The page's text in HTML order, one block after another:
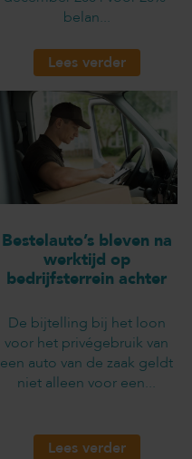
belan...
Lees verder
Bestelauto’s bleven na
werktijd op
bedrijfsterrein achter
De bijtelling bij het loon
voor het privégebruik van
een auto van de zaak geldt
niet alleen voor een...
Lees verder